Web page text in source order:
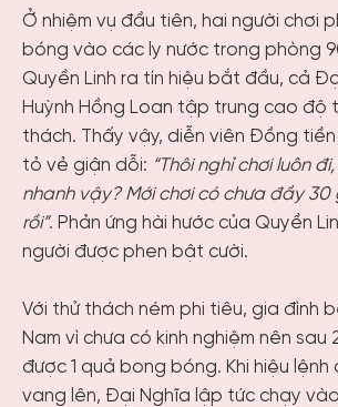
Ở nhiệm vụ đầu tiên, hai người chơi
bóng vào các ly nước trong phòng
Quyền Linh ra tín hiệu bắt đầu, cả
Huỳnh Hồng Loan tập trung cao độ
thách. Thấy vậy, diễn viên Đồng tiền
tỏ vẻ giận dỗi: “Thôi nghỉ chơi luôn
nhanh vậy? Mới chơi có chưa đầy
rồi”. Phản ứng hài hước của Quyền
người được phen bật cười.
Với thử thách ném phi tiêu, gia đình
Nam vì chưa có kinh nghiệm nên sau
được 1 quả bong bóng. Khi hiệu
vang lên, Đại Nghĩa lập tức chạy